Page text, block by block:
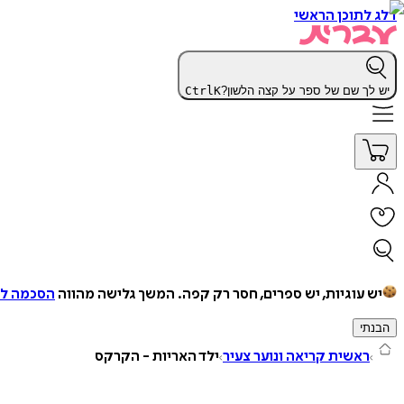
דלג לתוכן הראשי
יש לך שם של ספר על קצה הלשון? CtrlK
יש עוגיות, יש ספרים, חסר רק קפה. המשך גלישה מהווה הסכמה
הבנתי
ראשית קריאה ונוער צעיר ילד האריות - הקרקס